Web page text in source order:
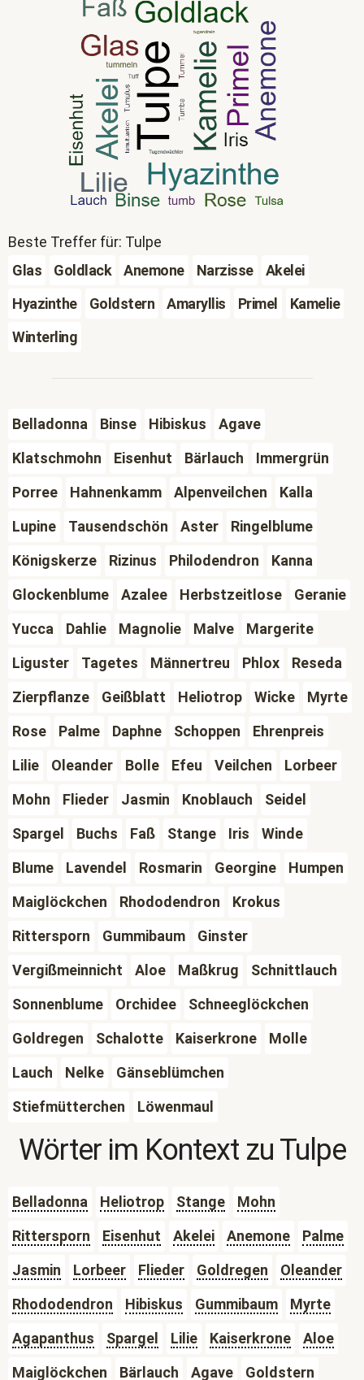
Beste Treffer für: Tulpe
Glas
Goldlack Anemone Narzisse
Akelei
Hyazinthe
Goldstern Amaryllis Primel
Kamelie
Winterling
Belladonna Binse Hibiskus
Agave
Klatschmohn
Eisenhut Bärlauch
Immergrün
Porree
Hahnenkamm Alpenveilchen
Kalla
Lupine
Tausendschön Aster
Ringelblume
Königskerze
Rizinus Philodendron
Kanna
Glockenblume
Azalee Herbstzeitlose
Geranie
Yucca
Dahlie Magnolie Malve
Margerite
Liguster
Tagetes Männertreu Phlox
Reseda
Zierpflanze
Geißblatt Heliotrop Wicke
Myrte
Rose
Palme Daphne Schoppen
Ehrenpreis
Lilie
Oleander Bolle Efeu Veilchen
Lorbeer
Mohn
Flieder Jasmin Knoblauch
Seidel
Spargel
Buchs Faß Stange Iris
Winde
Blume
Lavendel Rosmarin Georgine
Humpen
Maiglöckchen
Rhododendron
Krokus
Rittersporn
Gummibaum
Ginster
Vergißmeinnicht
Aloe Maßkrug
Schnittlauch
Sonnenblume
Orchidee
Schneeglöckchen
Goldregen
Schalotte Kaiserkrone
Molle
Lauch
Nelke
Gänseblümchen
Stiefmütterchen
Löwenmaul
Wörter im Kontext zu Tulpe
Belladonna Heliotrop Stange
Mohn
Rittersporn
Eisenhut Akelei Anemone
Palme
Jasmin
Lorbeer Flieder Goldregen
Oleander
Rhododendron
Hibiskus Gummibaum
Myrte
Agapanthus
Spargel Lilie Kaiserkrone
Aloe
Maiglöckchen
Bärlauch Agave Goldstern